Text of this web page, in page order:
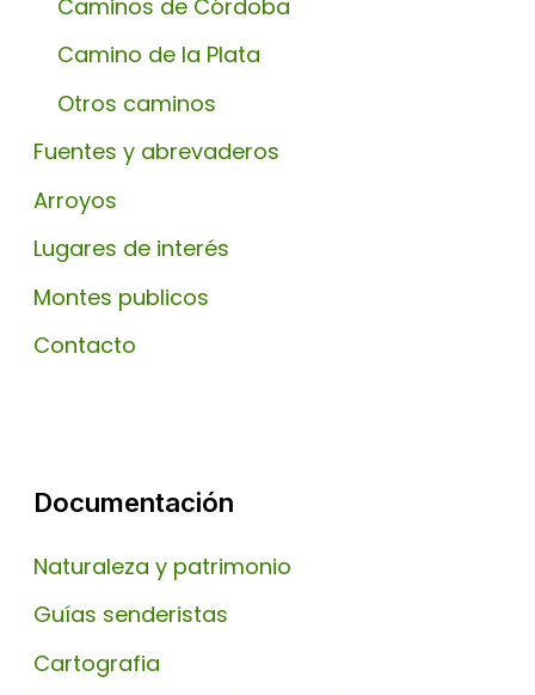
Caminos de Córdoba
Camino de la Plata
Otros caminos
Fuentes y abrevaderos
Arroyos
Lugares de interés
Montes publicos
Contacto
Documentación
Naturaleza y patrimonio
Guías senderistas
Cartografia